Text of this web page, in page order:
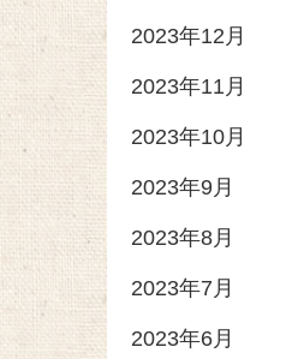
2023年12月
2023年11月
2023年10月
2023年9月
2023年8月
2023年7月
2023年6月